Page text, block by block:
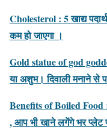
Cholesterol : 5 खाद्य
कम हो जाएगा ।
Gold statue of god
या अशुभ। दिवाली मनाने से
Benefits of Boiled Food
, आप भी खाने लगेंगे भर प्लेट